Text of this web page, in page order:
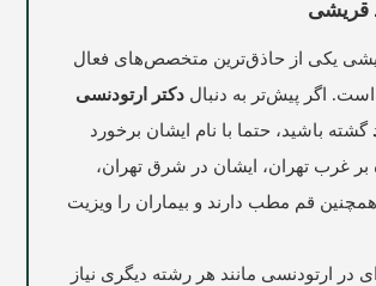
یکی از حاذق‌ترین متخصص‌های فعال
اگر پیش‌تر به دنبالدکتر ارتودنسی
گشته باشید، حتما با نام ایشان برخورد
بر غرب تهران، ایشان در شرق تهران،
قم مطب دارند و بیماران را ویزیت
در ارتودنسی مانند هر رشته دیگری نیاز